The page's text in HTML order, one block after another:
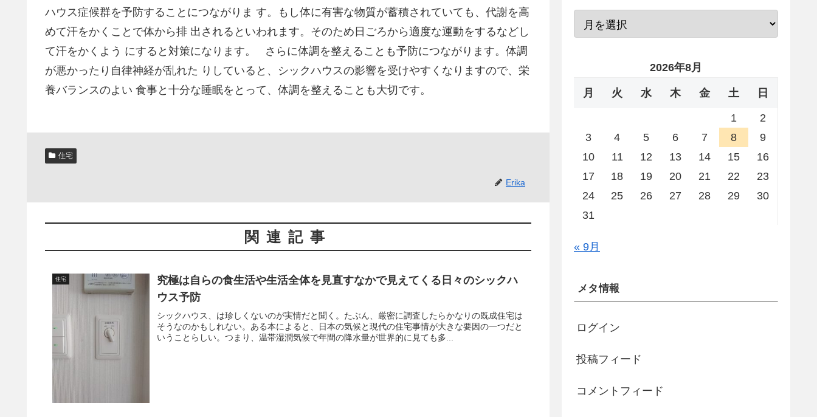
ハウス症候群を予防することにつながりま す。もし体に有害な物質が蓄積されていても、代謝を高
めて汗をかくことで体から排 出されるといわれます。そのため日ごろから適度な運動をするなどし
て汗をかくよう にすると対策になります。 さらに体調を整えることも予防につながります。体調
が悪かったり自律神経が乱れた りしていると、シックハウスの影響を受けやすくなりますので、栄
養バランスのよい 食事と十分な睡眠をとって、体調を整えることも大切です。
住宅
Erika
関連記事
住宅
究極は自らの食生活や生活全体を見直すなかで見えてくる日々のシックハ
ウス予防
シックハウス、は珍しくないのが実情だと聞く。たぶん、厳密に調査したらかなりの既成住宅は
そうなのかもしれない。ある本によると、日本の気候と現代の住宅事情が大きな要因の一つだと
いうことらしい。つまり、温帯湿潤気候で年間の降水量が世界的に見ても多...
2026年8月
月 火 水 木 金 土 日
1
2
3
4 5 6 7 8
9
10
11 12 13 14 15
16
17
18 19 20 21 22
23
24
25 26 27 28 29
30
31
« 9月
メタ情報
ログイン
投稿フィード
コメントフィード